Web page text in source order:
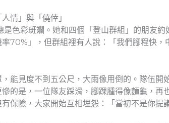
情」與「僥倖」
色彩斑斕。她和四個「登山群組」的朋友
70%」，但群組裡有人說：「我們腳程快
能見度不到五公尺，大雨像用倒的。隊伍
的是，一位隊友踩滑，腳踝腫得像麵龜，
保險，大家開始互相埋怨：「當初不是你提